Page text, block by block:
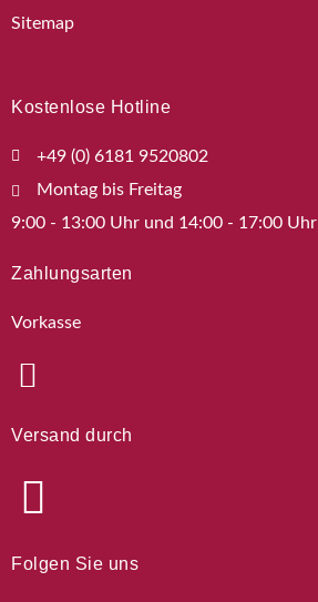
Sitemap
Kostenlose Hotline
+49 (0) 6181 9520802
Montag bis Freitag
9:00 - 13:00 Uhr und 14:00 - 17:00 Uhr
Zahlungsarten
Vorkasse
Versand durch
Folgen Sie uns